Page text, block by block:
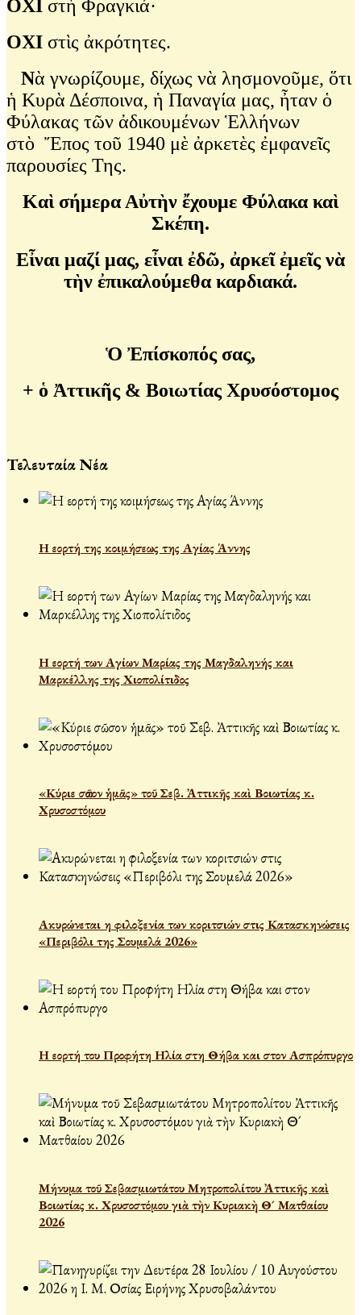
ΟΧΙ στὴ Φραγκιά·
ΟΧΙ στὶς ἀκρότητες.
Νὰ γνωρίζουμε, δίχως νὰ λησμονοῦμε, ὅτι
ἡ Κυρὰ Δέσποινα, ἡ Παναγία μας, ἦταν ὁ
Φύλακας τῶν ἀδικουμένων Ἑλλήνων
στὸ Ἔπος τοῦ 1940 μὲ ἀρκετὲς ἐμφανεῖς
παρουσίες Της.
Καὶ σήμερα Αὐτὴν ἔχουμε Φύλακα καὶ
Σκέπη.
Εἶναι μαζί μας, εἶναι ἐδῶ, ἀρκεῖ ἐμεῖς νὰ
τὴν ἐπικαλούμεθα καρδιακά.
Ὁ Ἐπίσκοπός σας,
+ ὁ Ἀττικῆς & Βοιωτίας Χρυσόστομος
Τελευταία Νέα
Η εορτή της κοιμήσεως της Αγίας Άννης
Η εορτή των Αγίων Μαρίας της Μαγδαληνής και
Μαρκέλλης της Χιοπολίτιδος
«Κύριε σῶσον ἡμᾶς» τοῦ Σεβ. Ἀττικῆς καὶ Βοιωτίας κ.
Χρυσοστόμου
Ακυρώνεται η φιλοξενία των κοριτσιών στις Κατασκηνώσεις
«Περιβόλι της Σουμελά 2026»
Η εορτή του Προφήτη Ηλία στη Θήβα και στον Ασπρόπυργο
Μήνυμα τοῦ Σεβασμιωτάτου Μητροπολίτου Ἀττικῆς καὶ
Βοιωτίας κ. Χρυσοστόμου γιὰ τὴν Κυριακὴ Θ´ Ματθαίου
2026